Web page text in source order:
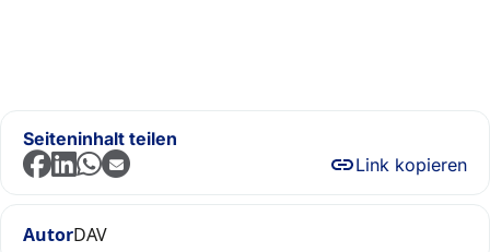
Seiteninhalt teilen
Link kopieren
AutorDAV